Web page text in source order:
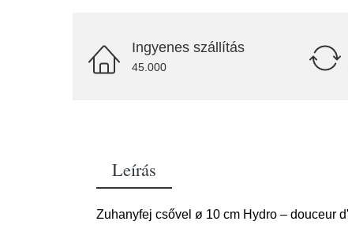
Ingyenes szállítás
45.000
Leírás
Zuhanyfej csővel ø 10 cm Hydro – douceur